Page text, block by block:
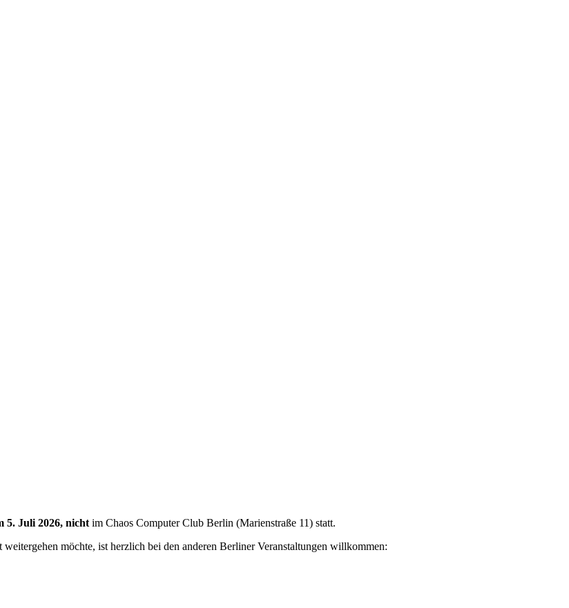
5. Juli 2026, nichtim Chaos Computer Club Berlin (Marienstraße 11) statt.
möchte, ist herzlich bei den anderen Berliner Veranstaltungen willkommen: